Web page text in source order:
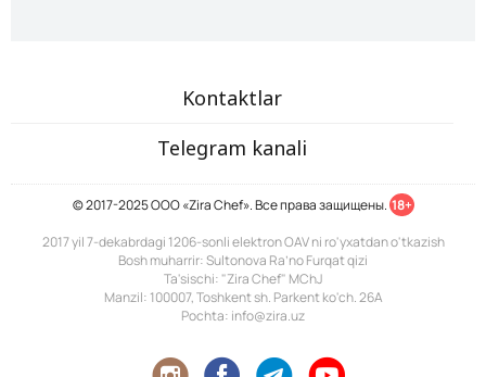
Kontaktlar
Telegram kanali
© 2017-2025 ООО «Zira Chef». Все права защищены. 18+
2017 yil 7-dekabrdagi 1206-sonli elektron OAV ni ro'yxatdan o'tkazish
Bosh muharrir: Sultonova Ra’no Furqat qizi
Ta'sischi: "Zira Chef" MChJ
Manzil: 100007, Toshkent sh. Parkent ko'ch. 26A
Pochta: info@zira.uz